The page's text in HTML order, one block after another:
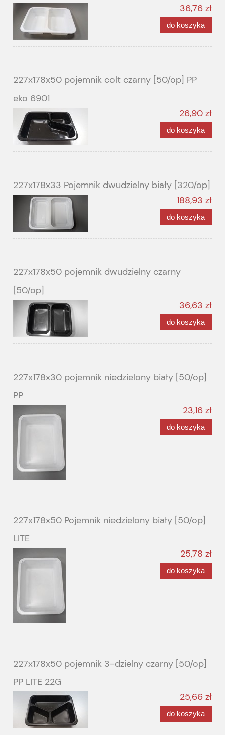
36,76 zł
do koszyka
227x178x50 pojemnik colt czarny [50/op] PP
eko 6901
26,90 zł
do koszyka
227x178x33 Pojemnik dwudzielny biały [320/op]
188,93 zł
do koszyka
227x178x50 pojemnik dwudzielny czarny
[50/op]
36,63 zł
do koszyka
227x178x30 pojemnik niedzielony biały [50/op]
PP
23,16 zł
do koszyka
227x178x50 Pojemnik niedzielony biały [50/op]
LITE
25,78 zł
do koszyka
227x178x50 pojemnik 3-dzielny czarny [50/op]
PP LITE 22G
25,66 zł
do koszyka